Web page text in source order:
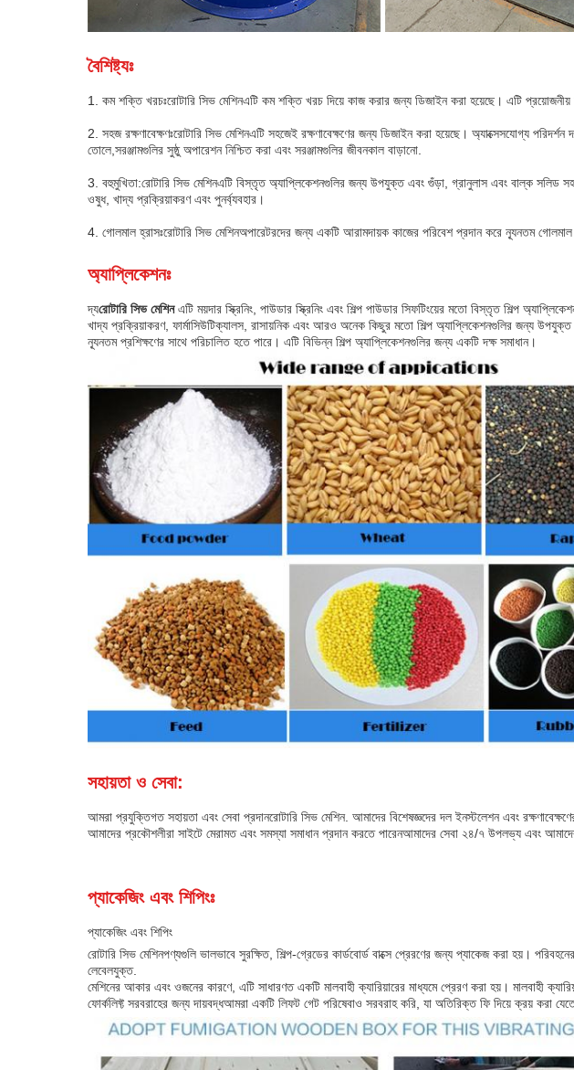
বৈশিষ্ট্যঃ
1. কম শক্তি খরচঃরোটারি সিভ মেশিনএটি কম শক্তি খরচ দিয়ে কাজ করার জন্য ডিজাইন করা হয়েছে। এটি
2. সহজ রক্ষণাবেক্ষণঃরোটারি সিভ মেশিনএটি সহজেই রক্ষণাবেক্ষণের জন্য ডিজাইন করা হয়েছে। অ্যাক্সেসযোগ্য
তোলে,সরঞ্জামগুলির সুষ্ঠু অপারেশন নিশ্চিত করা এবং সরঞ্জামগুলির জীবনকাল বাড়ানো.
3. বহুমুখিতা:রোটারি সিভ মেশিনএটি বিস্তৃত অ্যাপ্লিকেশনগুলির জন্য উপযুক্ত এবং গুঁড়া, গ্রানুলাস এবং বাল্ক সলিড সহ
ওষুধ, খাদ্য প্রক্রিয়াকরণ এবং পুনর্ব্যবহার।
4. গোলমাল হ্রাসঃরোটারি সিভ মেশিনঅপারেটরদের জন্য একটি আরামদায়ক কাজের পরিবেশ প্রদান করে ন্যূনতম
অ্যাপ্লিকেশনঃ
দ্যরোটারি সিভ মেশিন এটি ময়দার স্ক্রিনিং, পাউডার স্ক্রিনিং এবং শিল্প পাউডার সিফটিংয়ের মতো বিস্তৃত শিল্প
খাদ্য প্রক্রিয়াকরণ, ফার্মাসিউটিক্যালস, রাসায়নিক এবং আরও অনেক কিছুর মতো শিল্প অ্যাপ্লিকেশনগুলির জন্য
ন্যূনতম প্রশিক্ষণের সাথে পরিচালিত হতে পারে। এটি বিভিন্ন শিল্প অ্যাপ্লিকেশনগুলির জন্য একটি দক্ষ সমাধান।
সহায়তা ও সেবা:
আমরা প্রযুক্তিগত সহায়তা এবং সেবা প্রদানরোটারি সিভ মেশিন. আমাদের বিশেষজ্ঞদের দল ইনস্টলেশন এবং
আমাদের প্রকৌশলীরা সাইটে মেরামত এবং সমস্যা সমাধান প্রদান করতে পারেনআমাদের সেবা ২৪/৭ উপলভ্য এবং
প্যাকেজিং এবং শিপিংঃ
প্যাকেজিং এবং শিপিং
রোটারি সিভ মেশিনপণ্যগুলি ভালভাবে সুরক্ষিত, শিল্প-গ্রেডের কার্ডবোর্ড বাক্সে প্রেরণের জন্য প্যাকেজ করা হয়।
লেবেলযুক্ত.
মেশিনের আকার এবং ওজনের কারণে, এটি সাধারণত একটি মালবাহী ক্যারিয়ারের মাধ্যমে প্রেরণ করা হয়। মালবাহী
ফোর্কলিফ্ট সরবরাহের জন্য দায়বদ্ধআমরা একটি লিফট গেট পরিষেবাও সরবরাহ করি, যা অতিরিক্ত ফি দিয়ে ক্রয় করা